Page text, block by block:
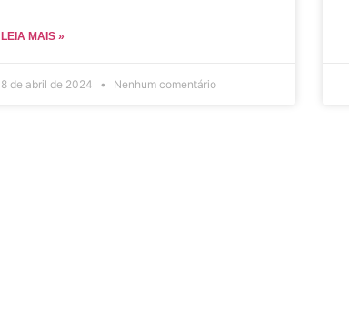
LEIA MAIS »
8 de abril de 2024 Nenhum comentário